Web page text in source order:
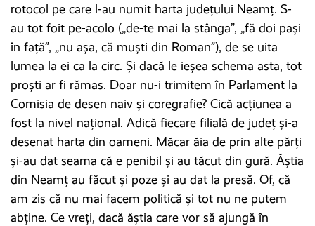
rotocol pe care l-au numit harta județului Neamț. S-
au tot foit pe-acolo („de-te mai la stânga”, „fă doi pași
în față”, „nu așa, că muști din Roman”), de se uita
lumea la ei ca la circ. Și dacă le ieșea schema asta, tot
proști ar fi rămas. Doar nu-i trimitem în Parlament la
Comisia de desen naiv și coregrafie? Cică acțiunea a
fost la nivel național. Adică fiecare filială de județ și-a
desenat harta din oameni. Măcar ăia de prin alte părți
și-au dat seama că e penibil și au tăcut din gură. Ăștia
din Neamț au făcut și poze și au dat la presă. Of, că
am zis că nu mai facem politică și tot nu ne putem
abține. Ce vreți, dacă ăștia care vor să ajungă în